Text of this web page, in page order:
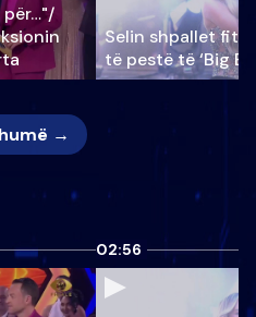
për…"/
Selin shpallet
të pestë të ‘Big
→
02:56